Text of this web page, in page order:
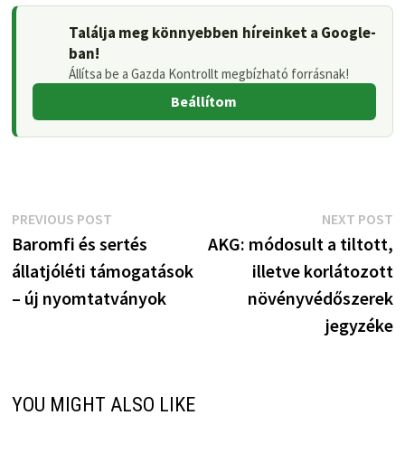
Találja meg könnyebben híreinket a Google-
ban!
Állítsa be a Gazda Kontrollt megbízható forrásnak!
Beállítom
Bejegyzés
navigáció
PREVIOUS POSTPrevious
post:
Baromfi és sertés
állatjóléti támogatások
– új nyomtatványok
NEXT POST
AKG: módosult a tiltott,
illetve korlátozott
növényvédőszerek
jegyzéke
YOU MIGHT ALSO LIKE